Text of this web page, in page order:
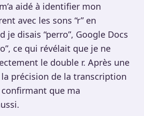
aidé à identifier mon
avec les sons “r” en
je disais “perro”, Google Docs
ce qui révélait que je ne
le double r. Après une
précision de la transcription
confirmant que ma